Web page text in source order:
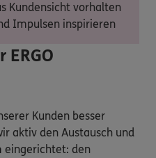
Kundensicht vorhalten
Impulsen inspirieren
Kunden besser
aktiv den Austausch und
eingerichtet: den